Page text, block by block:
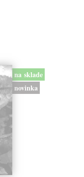
na sklade
novinka